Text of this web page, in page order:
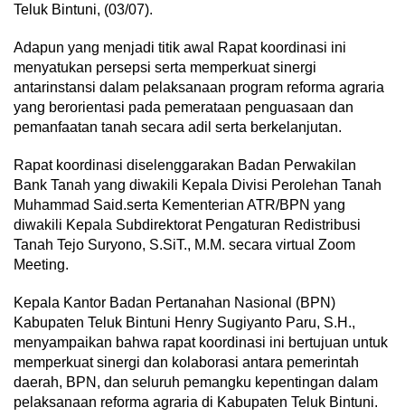
Teluk Bintuni, (03/07).
Adapun yang menjadi titik awal Rapat koordinasi ini
menyatukan persepsi serta memperkuat sinergi
antarinstansi dalam pelaksanaan program reforma agraria
yang berorientasi pada pemerataan penguasaan dan
pemanfaatan tanah secara adil serta berkelanjutan.
Rapat koordinasi diselenggarakan Badan Perwakilan
Bank Tanah yang diwakili Kepala Divisi Perolehan Tanah
Muhammad Said.serta Kementerian ATR/BPN yang
diwakili Kepala Subdirektorat Pengaturan Redistribusi
Tanah Tejo Suryono, S.SiT., M.M. secara virtual Zoom
Meeting.
Kepala Kantor Badan Pertanahan Nasional (BPN)
Kabupaten Teluk Bintuni Henry Sugiyanto Paru, S.H.,
menyampaikan bahwa rapat koordinasi ini bertujuan untuk
memperkuat sinergi dan kolaborasi antara pemerintah
daerah, BPN, dan seluruh pemangku kepentingan dalam
pelaksanaan reforma agraria di Kabupaten Teluk Bintuni.